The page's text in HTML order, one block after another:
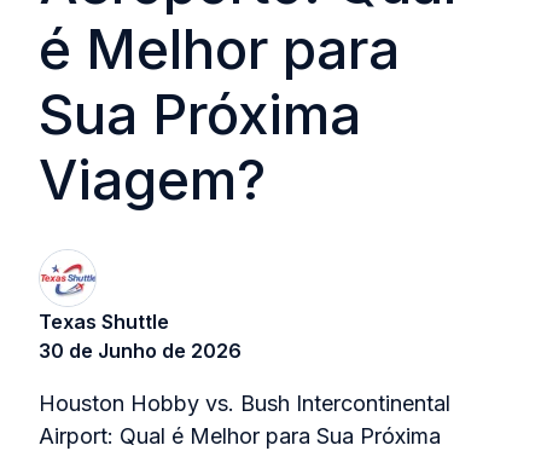
é Melhor para
Sua Próxima
Viagem?
Texas Shuttle
30 de Junho de 2026
Houston Hobby vs. Bush Intercontinental
Airport: Qual é Melhor para Sua Próxima